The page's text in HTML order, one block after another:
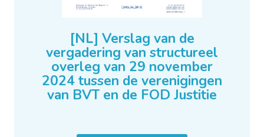
[NL] Verslag van de
vergadering van structureel
overleg van 29 november
2024 tussen de verenigingen
van BVT en de FOD Justitie